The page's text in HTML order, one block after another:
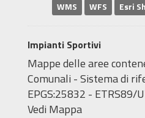
WMS WFS Esri
Impianti Sportivi
Mappe delle aree
Comunali - Sistema di
EPGS:25832 - ETRS89/
Vedi Mappa